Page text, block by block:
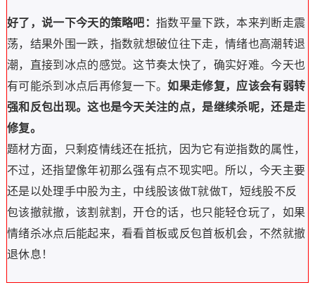
好了，说一下今天的策略吧：指数平量下跌，本来判断走震
荡，结果外围一跌，指数就想破位往下走，情绪也高潮转退
潮，直接到冰点的感觉。这节奏太快了，确实好难。今天也
有可能杀到冰点后再修复一下。如果走修复，应该会有弱转
强和反包出现。这也是今天关注的点，是继续杀呢，还是走
修复。
题材方面，只剩疫情线还在抵抗，因为它有逆指数的属性，
不过，还指望像年初那么强有点不现实吧。 所以，今天主要
还是以处理手中股为主，中线股该做T就做T，短线股不反
包该撤就撤， 该割就割，开仓的话，也只能轻仓玩了，如果
情绪杀冰点后能起来，看看首板或反包首板机会，不然就撤
退休息！